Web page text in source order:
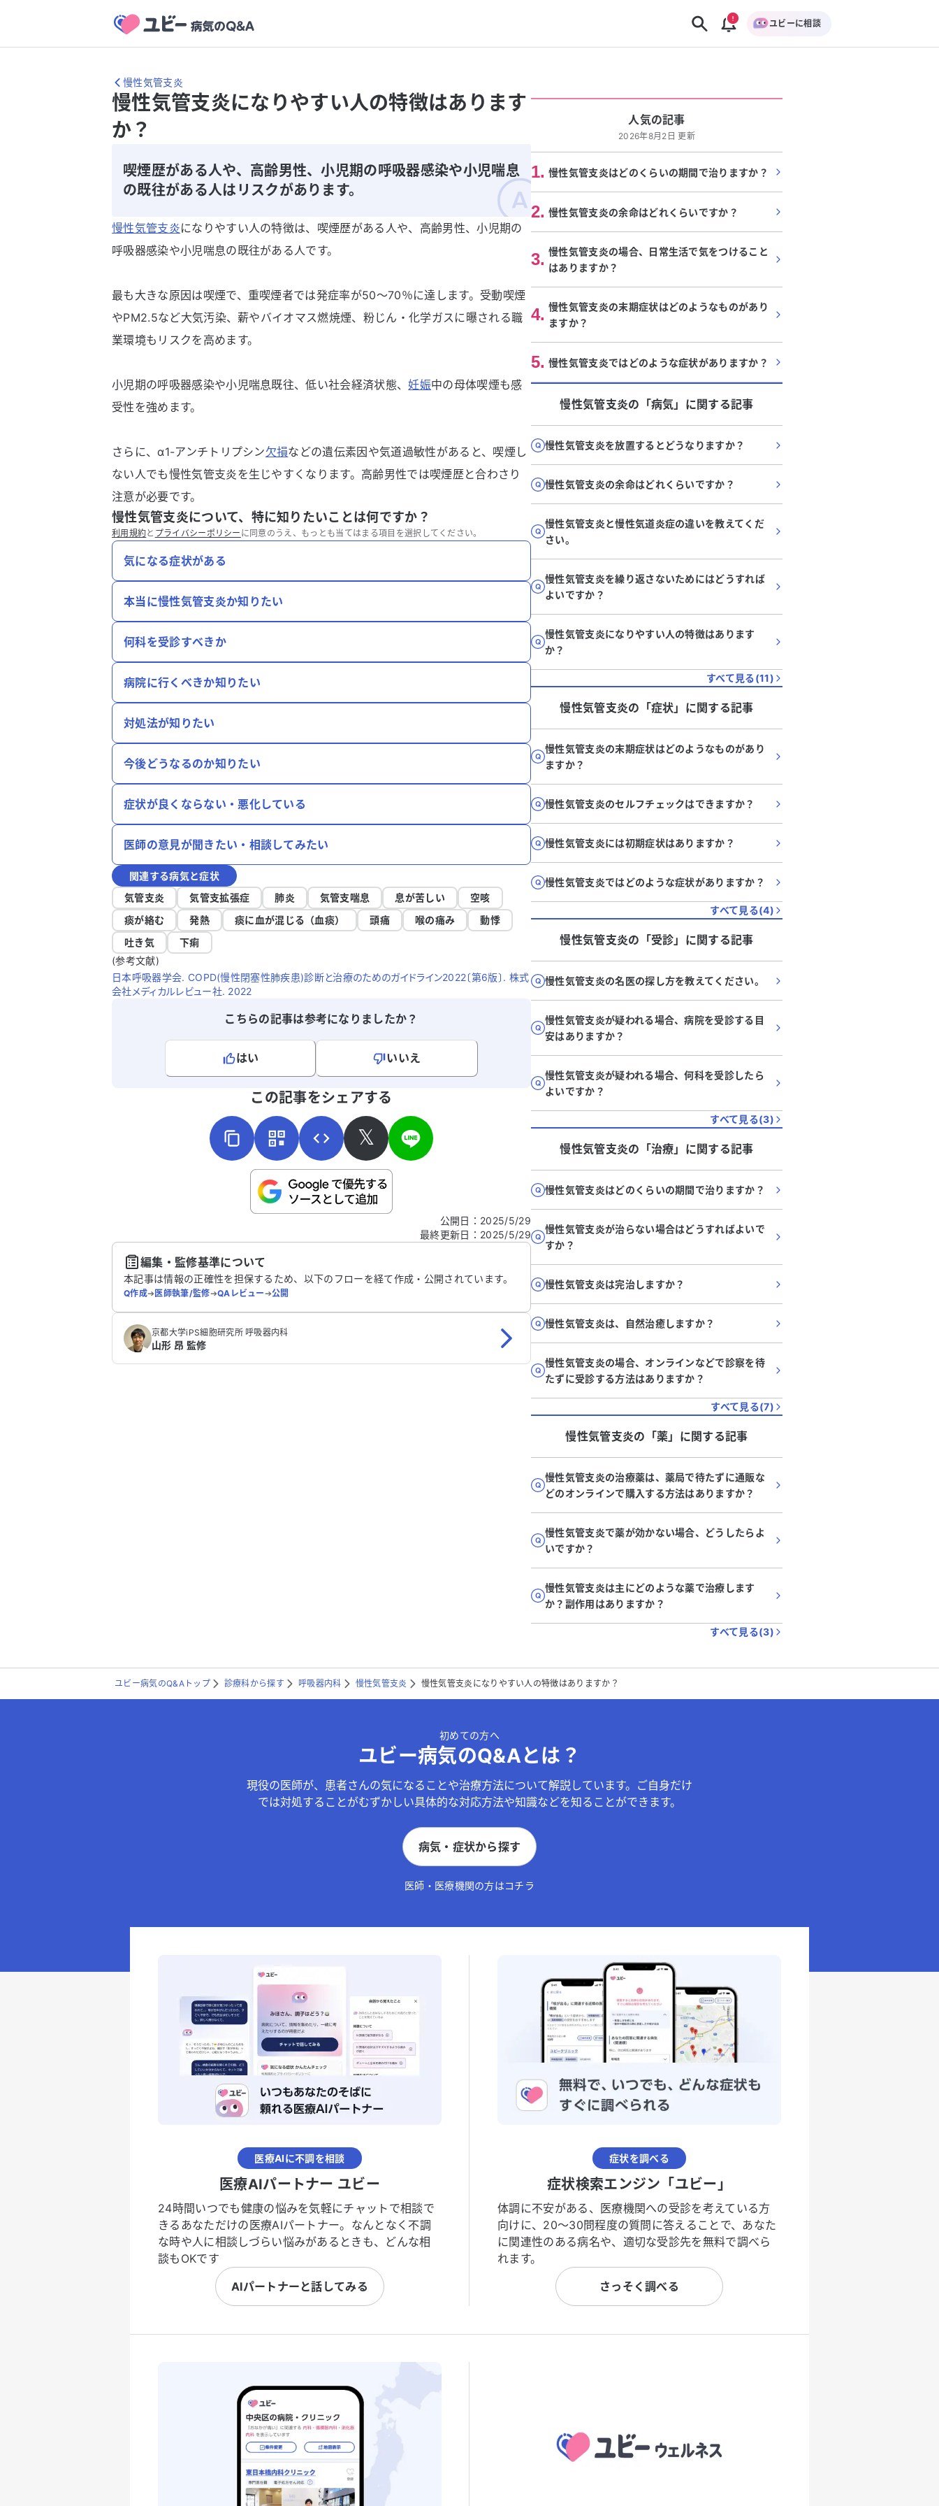
ユビーに相談
慢性気管支炎
慢性気管支炎になりやすい人の特徴はあります
か？
喫煙歴がある人や、高齢男性、小児期の呼吸器感染や小児喘息
の既往がある人はリスクがあります。
慢性気管支炎になりやすい人の特徴は、喫煙歴がある人や、高齢男性、小児期の
呼吸器感染や小児喘息の既往がある人です。
最も大きな原因は喫煙で、重喫煙者では発症率が50～70％に達します。受動喫煙
やPM2.5など大気汚染、薪やバイオマス燃焼煙、粉じん・化学ガスに曝される職
業環境もリスクを高めます。
小児期の呼吸器感染や小児喘息既往、低い社会経済状態、妊娠中の母体喫煙も感
受性を強めます。
さらに、α1-アンチトリプシン欠損などの遺伝素因や気道過敏性があると、喫煙し
ない人でも慢性気管支炎を生じやすくなります。高齢男性では喫煙歴と合わさり
注意が必要です。
慢性気管支炎について、特に知りたいことは何ですか？
利用規約と プライバシーポリシー に同意のうえ、もっとも当てはまる項目を選択してください。
気になる症状がある
本当に慢性気管支炎か知りたい
何科を受診すべきか
病院に行くべきか知りたい
対処法が知りたい
今後どうなるのか知りたい
症状が良くならない・悪化している
医師の意見が聞きたい・相談してみたい
関連する病気と症状
気管支炎
気管支拡張症 肺炎 気管支喘息 息が苦しい
空咳
痰が絡む
発熱 痰に血が混じる（血痰） 頭痛 喉の痛み
動悸
吐き気
下痢
(参考文献)
日本呼吸器学会. COPD(慢性閉塞性肺疾患)診断と治療のためのガイドライン2022〔第6版〕. 株式
会社メディカルレビュー社. 2022
こちらの記事は参考になりましたか？
はい
いいえ
こちらは送信専用のフォームです。氏名やご自身の病気の詳細などの個人情報は入れないでくだ
この記事をシェアする
𝕏
公開日 ： 2025/5/29
最終更新日 ： 2025/5/29
編集・監修基準について
本記事は情報の正確性を担保するため、以下のフローを経て作成・公開されています。
Q作成➔医師執筆/監修➔QAレビュー➔公開
京都大学iPS細胞研究所 呼吸器内科
山形 昂 監修
人気の記事
2026年8月2日 更新
1. 慢性気管支炎はどのくらいの期間で治りますか？
2. 慢性気管支炎の余命はどれくらいですか？
3. 慢性気管支炎の場合、日常生活で気をつけること
はありますか？
4. 慢性気管支炎の末期症状はどのようなものがあり
ますか？
5. 慢性気管支炎ではどのような症状がありますか？
慢性気管支炎の「病気」に関する記事
慢性気管支炎を放置するとどうなりますか？
慢性気管支炎の余命はどれくらいですか？
慢性気管支炎と慢性気道炎症の違いを教えてくだ
さい。
慢性気管支炎を繰り返さないためにはどうすれば
よいですか？
慢性気管支炎になりやすい人の特徴はあります
か？
すべて見る(11)
慢性気管支炎の「症状」に関する記事
慢性気管支炎の末期症状はどのようなものがあり
ますか？
慢性気管支炎のセルフチェックはできますか？
慢性気管支炎には初期症状はありますか？
慢性気管支炎ではどのような症状がありますか？
すべて見る(4)
慢性気管支炎の「受診」に関する記事
慢性気管支炎の名医の探し方を教えてください。
慢性気管支炎が疑われる場合、病院を受診する目
安はありますか？
慢性気管支炎が疑われる場合、何科を受診したら
よいですか？
すべて見る(3)
慢性気管支炎の「治療」に関する記事
慢性気管支炎はどのくらいの期間で治りますか？
慢性気管支炎が治らない場合はどうすればよいで
すか？
慢性気管支炎は完治しますか？
慢性気管支炎は、自然治癒しますか？
慢性気管支炎の場合、オンラインなどで診察を待
たずに受診する方法はありますか？
すべて見る(7)
慢性気管支炎の「薬」に関する記事
慢性気管支炎の治療薬は、薬局で待たずに通販な
どのオンラインで購入する方法はありますか？
慢性気管支炎で薬が効かない場合、どうしたらよ
いですか？
慢性気管支炎は主にどのような薬で治療します
か？副作用はありますか？
すべて見る(3)
ユビー病気のQ&Aトップ 診療科から探す 呼吸器内科 慢性気管支炎 慢性気管支炎になりやすい人の特徴はありますか？
初めての方へ
ユビー病気のQ&Aとは？
現役の医師が、患者さんの気になることや治療方法について解説しています。ご自身だけ
では対処することがむずかしい具体的な対応方法や知識などを知ることができます。
病気・症状から探す
医師・医療機関の方はコチラ
医療AIに不調を相談
医療AIパートナー ユビー
24時間いつでも健康の悩みを気軽にチャットで相談で
きるあなただけの医療AIパートナー。なんとなく不調
な時や人に相談しづらい悩みがあるときも、どんな相
談もOKです
AIパートナーと話してみる
症状を調べる
症状検索エンジン「ユビー」
体調に不安がある、医療機関への受診を考えている方
向けに、20〜30問程度の質問に答えることで、あなた
に関連性のある病名や、適切な受診先を無料で調べら
れます。
さっそく調べる